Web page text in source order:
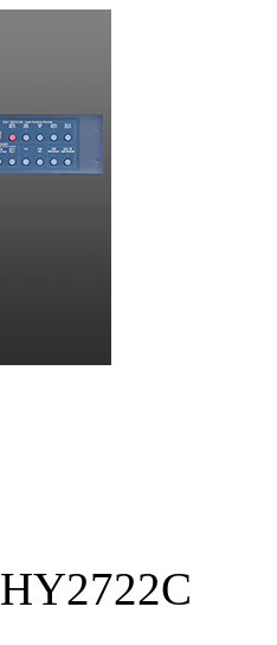
HY2722C